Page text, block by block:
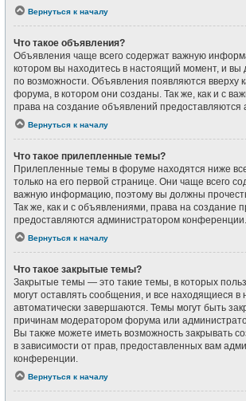
Вернуться к началу
Что такое объявления?
Объявления чаще всего содержат важную
котором вы находитесь в настоящий момент, и вы
по возможности. Объявления появляются вверху
форума, в котором они созданы. Так же, как и с
права на создание объявлений предоставляются
Вернуться к началу
Что такое прилепленные темы?
Прилепленные темы в форуме находятся ниже
только на его первой странице. Они чаще всего
важную информацию, поэтому вы должны
Так же, как и с объявлениями, права на создание
предоставляются администратором конференции.
Вернуться к началу
Что такое закрытые темы?
Закрытые темы — это такие темы, в которых
могут оставлять сообщения, и все находящиеся в
автоматически завершаются. Темы могут быть
причинам модератором форума или
Вы также можете иметь возможность закрывать
в зависимости от прав, предоставленных вам
конференции.
Вернуться к началу